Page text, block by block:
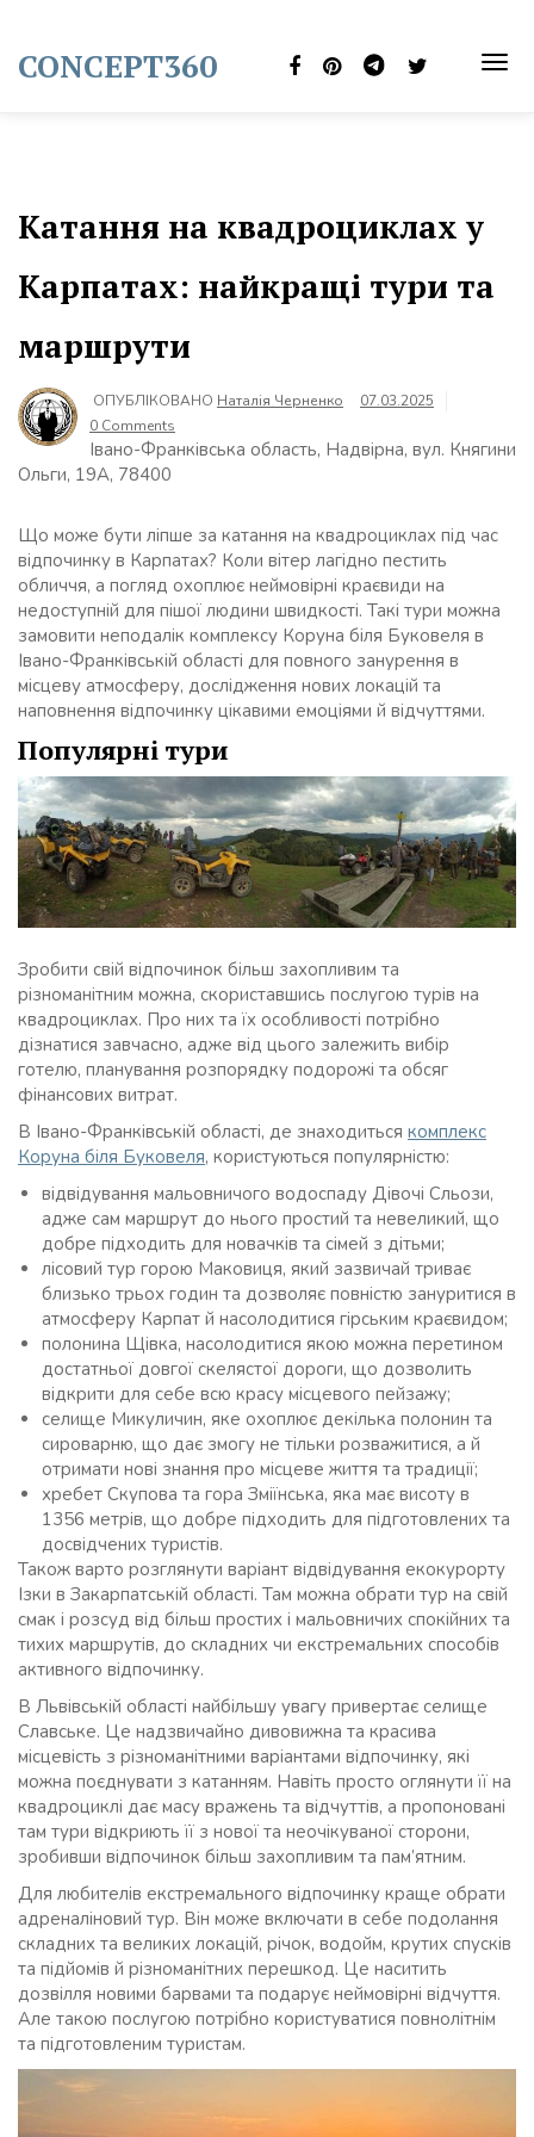
content
CONCEPT360
Катання на квадроциклах у
Карпатах: найкращі тури та
маршрути
ОПУБЛІКОВАНО Наталія Черненко
07.03.2025
0 Comments
Івано-Франківська область, Надвірна, вул. Княгини
Ольги, 19А, 78400
Що може бути ліпше за катання на квадроциклах під час
відпочинку в Карпатах? Коли вітер лагідно пестить
обличчя, а погляд охоплює неймовірні краєвиди на
недоступній для пішої людини швидкості. Такі тури можна
замовити неподалік комплексу Коруна біля Буковеля в
Івано-Франківській області для повного занурення в
місцеву атмосферу, дослідження нових локацій та
наповнення відпочинку цікавими емоціями й відчуттями.
Популярні тури
Зробити свій відпочинок більш захопливим та
різноманітним можна, скориставшись послугою турів на
квадроциклах. Про них та їх особливості потрібно
дізнатися завчасно, адже від цього залежить вибір
готелю, планування розпорядку подорожі та обсяг
фінансових витрат.
В Івано-Франківській області, де знаходиться комплекс
Коруна біля Буковеля, користуються популярністю:
відвідування мальовничого водоспаду Дівочі Сльози,
адже сам маршрут до нього простий та невеликий, що
добре підходить для новачків та сімей з дітьми;
лісовий тур горою Маковиця, який зазвичай триває
близько трьох годин та дозволяє повністю зануритися в
атмосферу Карпат й насолодитися гірським краєвидом;
полонина Щівка, насолодитися якою можна перетином
достатньої довгої скелястої дороги, що дозволить
відкрити для себе всю красу місцевого пейзажу;
селище Микуличин, яке охоплює декілька полонин та
сироварню, що дає змогу не тільки розважитися, а й
отримати нові знання про місцеве життя та традиції;
хребет Скупова та гора Зміїнська, яка має висоту в
1356 метрів, що добре підходить для підготовлених та
досвідчених туристів.
Також варто розглянути варіант відвідування екокурорту
Ізки в Закарпатській області. Там можна обрати тур на свій
смак і розсуд від більш простих і мальовничих спокійних та
тихих маршрутів, до складних чи екстремальних способів
активного відпочинку.
В Львівській області найбільшу увагу привертає селище
Славське. Це надзвичайно дивовижна та красива
місцевість з різноманітними варіантами відпочинку, які
можна поєднувати з катанням. Навіть просто оглянути її на
квадроциклі дає масу вражень та відчуттів, а пропоновані
там тури відкриють її з нової та неочікуваної сторони,
зробивши відпочинок більш захопливим та пам’ятним.
Для любителів екстремального відпочинку краще обрати
адреналіновий тур. Він може включати в себе подолання
складних та великих локацій, річок, водойм, крутих спусків
та підйомів й різноманітних перешкод. Це наситить
дозвілля новими барвами та подарує неймовірні відчуття.
Але такою послугою потрібно користуватися повнолітнім
та підготовленим туристам.